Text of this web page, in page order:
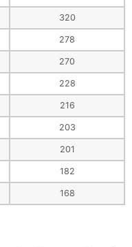
320
278
270
228
216
203
201
182
168